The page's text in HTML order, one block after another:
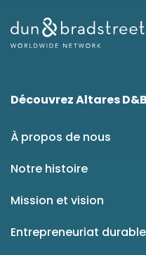
Découvrez Altares D&B
À propos de nous
Notre histoire
Mission et vision
Entrepreneuriat durable